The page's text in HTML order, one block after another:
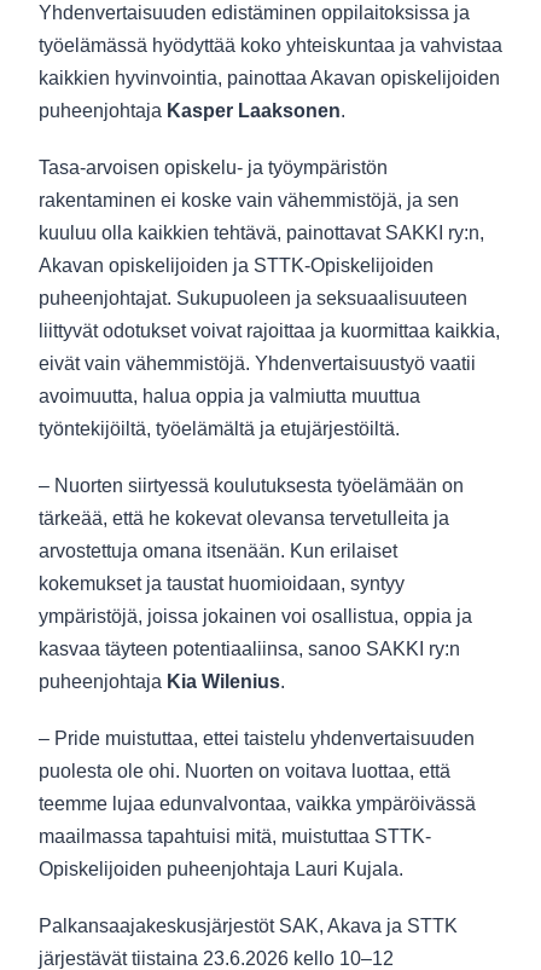
Yhdenvertaisuuden edistäminen oppilaitoksissa ja
työelämässä hyödyttää koko yhteiskuntaa ja vahvistaa
kaikkien hyvinvointia, painottaa Akavan opiskelijoiden
puheenjohtaja Kasper Laaksonen.
Tasa-arvoisen opiskelu- ja työympäristön
rakentaminen ei koske vain vähemmistöjä, ja sen
kuuluu olla kaikkien tehtävä, painottavat SAKKI ry:n,
Akavan opiskelijoiden ja STTK-Opiskelijoiden
puheenjohtajat. Sukupuoleen ja seksuaalisuuteen
liittyvät odotukset voivat rajoittaa ja kuormittaa kaikkia,
eivät vain vähemmistöjä. Yhdenvertaisuustyö vaatii
avoimuutta, halua oppia ja valmiutta muuttua
työntekijöiltä, työelämältä ja etujärjestöiltä.
– Nuorten siirtyessä koulutuksesta työelämään on
tärkeää, että he kokevat olevansa tervetulleita ja
arvostettuja omana itsenään. Kun erilaiset
kokemukset ja taustat huomioidaan, syntyy
ympäristöjä, joissa jokainen voi osallistua, oppia ja
kasvaa täyteen potentiaaliinsa, sanoo SAKKI ry:n
puheenjohtaja Kia Wilenius.
– Pride muistuttaa, ettei taistelu yhdenvertaisuuden
puolesta ole ohi. Nuorten on voitava luottaa, että
teemme lujaa edunvalvontaa, vaikka ympäröivässä
maailmassa tapahtuisi mitä, muistuttaa STTK-
Opiskelijoiden puheenjohtaja Lauri Kujala.
Palkansaajakeskusjärjestöt SAK, Akava ja STTK
järjestävät tiistaina 23.6.2026 kello 10–12